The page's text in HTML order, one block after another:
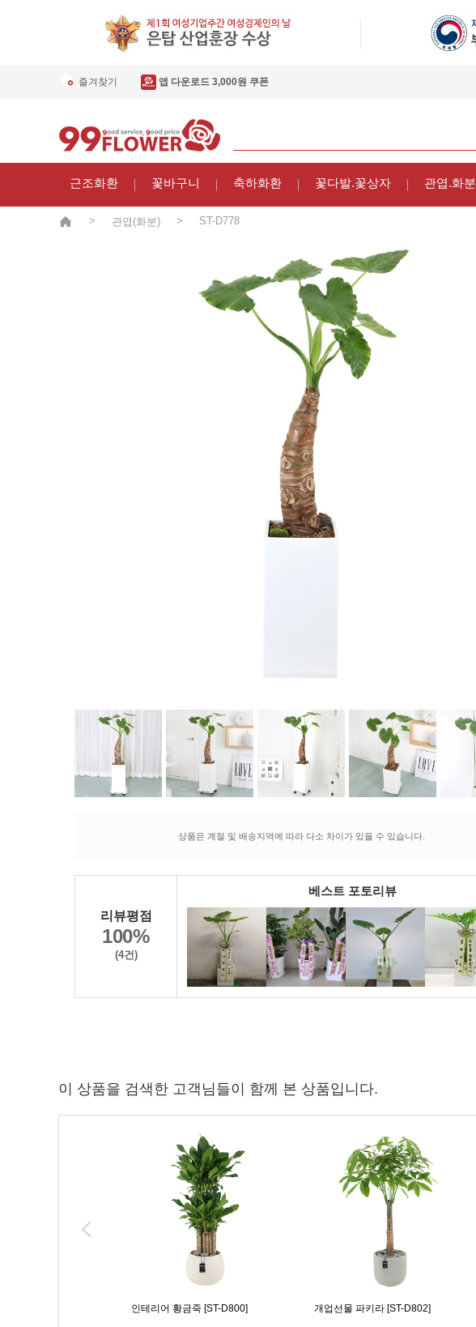
즐겨찾기 앱 다운로드 3,000원 쿠폰
근조화환 꽃바구니 축하화환 꽃다발.꽃상자 관엽.화분
> 관엽(화분) > ST-D778
상품은 계절 및 배송지역에 따라 다소 차이가 있을 수 있습니다.
리뷰평점
100%
(4건)
베스트 포토리뷰
이 상품을 검색한 고객님들이 함께 본 상품입니다.
인테리어 황금죽 [ST-D800] 개업선물 파키라 [ST-D802]